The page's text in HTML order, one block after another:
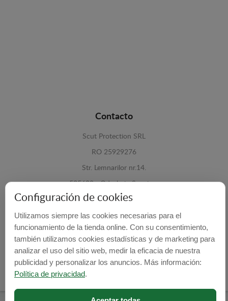
Contacto
Scut Protection SRL
RO 25929276
Str. Lemnarilor nr.14.
535600 - Odorheiu Secuiesc
Harghita, Romania
E-mail: info@cubrecarter.com
Configuración de cookies
Utilizamos siempre las cookies necesarias para el
funcionamiento de la tienda online. Con su consentimiento,
también utilizamos cookies estadísticas y de marketing para
analizar el uso del sitio web, medir la eficacia de nuestra
publicidad y personalizar los anuncios. Más información:
Política de privacidad.